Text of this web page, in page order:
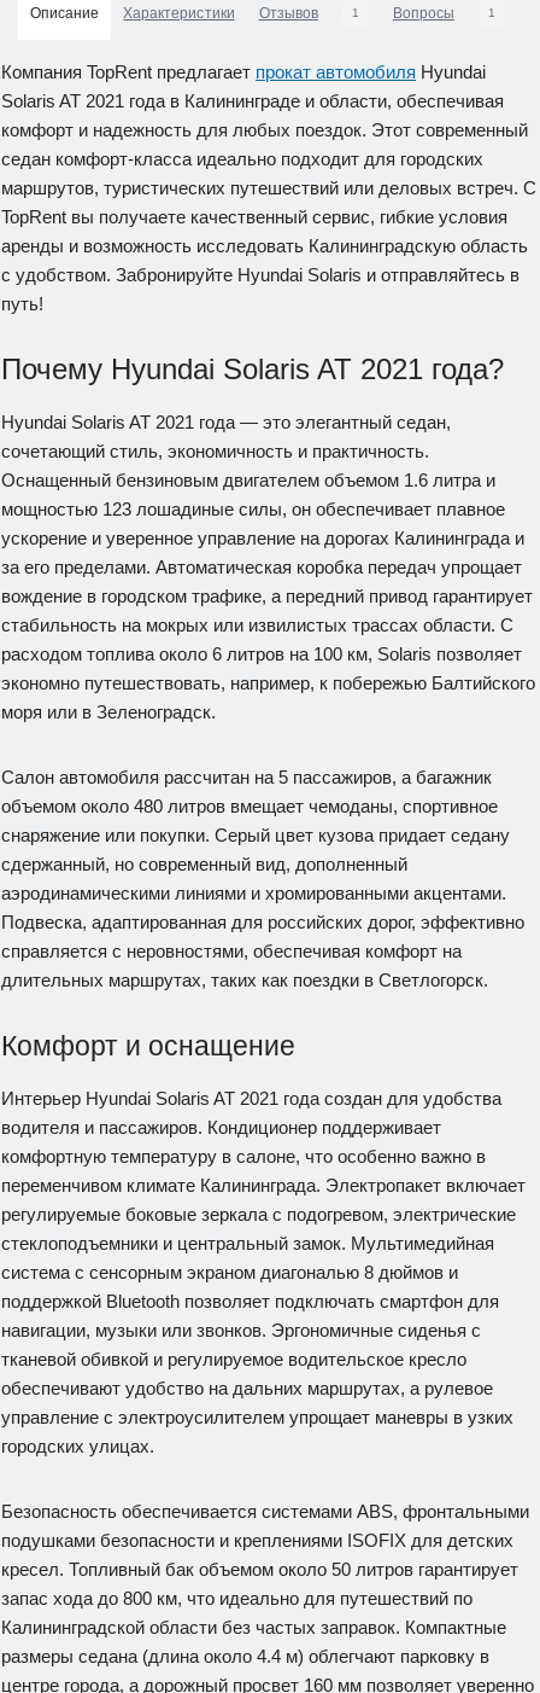
Описание Характеристики Отзывов 1 Вопросы 1
Компания TopRent предлагает прокат автомобиля Hyundai
Solaris AT 2021 года в Калининграде и области, обеспечивая
комфорт и надежность для любых поездок. Этот современный
седан комфорт-класса идеально подходит для городских
маршрутов, туристических путешествий или деловых встреч. С
TopRent вы получаете качественный сервис, гибкие условия
аренды и возможность исследовать Калининградскую область
с удобством. Забронируйте Hyundai Solaris и отправляйтесь в
путь!
Почему Hyundai Solaris AT 2021 года?
Hyundai Solaris AT 2021 года — это элегантный седан,
сочетающий стиль, экономичность и практичность.
Оснащенный бензиновым двигателем объемом 1.6 литра и
мощностью 123 лошадиные силы, он обеспечивает плавное
ускорение и уверенное управление на дорогах Калининграда и
за его пределами. Автоматическая коробка передач упрощает
вождение в городском трафике, а передний привод гарантирует
стабильность на мокрых или извилистых трассах области. С
расходом топлива около 6 литров на 100 км, Solaris позволяет
экономно путешествовать, например, к побережью Балтийского
моря или в Зеленоградск.
Салон автомобиля рассчитан на 5 пассажиров, а багажник
объемом около 480 литров вмещает чемоданы, спортивное
снаряжение или покупки. Серый цвет кузова придает седану
сдержанный, но современный вид, дополненный
аэродинамическими линиями и хромированными акцентами.
Подвеска, адаптированная для российских дорог, эффективно
справляется с неровностями, обеспечивая комфорт на
длительных маршрутах, таких как поездки в Светлогорск.
Комфорт и оснащение
Интерьер Hyundai Solaris AT 2021 года создан для удобства
водителя и пассажиров. Кондиционер поддерживает
комфортную температуру в салоне, что особенно важно в
переменчивом климате Калининграда. Электропакет включает
регулируемые боковые зеркала с подогревом, электрические
стеклоподъемники и центральный замок. Мультимедийная
система с сенсорным экраном диагональю 8 дюймов и
поддержкой Bluetooth позволяет подключать смартфон для
навигации, музыки или звонков. Эргономичные сиденья с
тканевой обивкой и регулируемое водительское кресло
обеспечивают удобство на дальних маршрутах, а рулевое
управление с электроусилителем упрощает маневры в узких
городских улицах.
Безопасность обеспечивается системами ABS, фронтальными
подушками безопасности и креплениями ISOFIX для детских
кресел. Топливный бак объемом около 50 литров гарантирует
запас хода до 800 км, что идеально для путешествий по
Калининградской области без частых заправок. Компактные
размеры седана (длина около 4.4 м) облегчают парковку в
центре города, а дорожный просвет 160 мм позволяет уверенно